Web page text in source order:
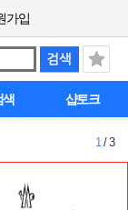
가입
색 샵토크
1/ 3